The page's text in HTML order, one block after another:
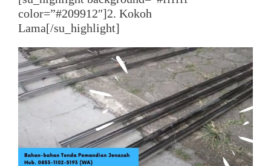
color=”#209912″]2. Kokoh
Lama[/su_highlight]